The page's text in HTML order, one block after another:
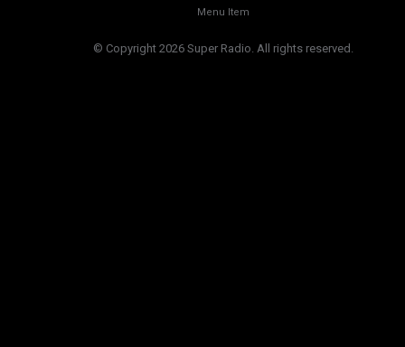
Menu Item
© Copyright 2026 Super Radio. All rights reserved.